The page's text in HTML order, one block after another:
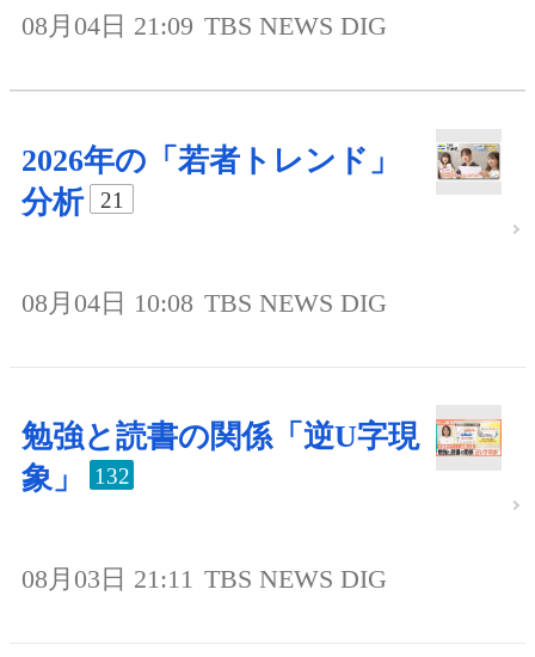
08月04日 21:09 TBS NEWS DIG
2026年の「若者トレンド」
分析
21
08月04日 10:08 TBS NEWS DIG
勉強と読書の関係「逆U字現
象」
132
08月03日 21:11 TBS NEWS DIG